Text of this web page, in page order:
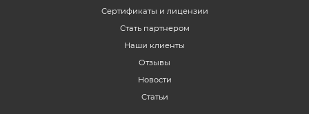
Сертификаты и лицензии
Стать партнером
Наши клиенты
Отзывы
Новости
Статьи